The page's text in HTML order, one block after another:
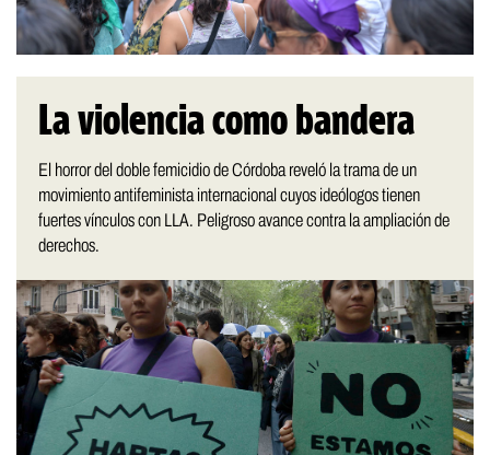
La violencia como bandera
El horror del doble femicidio de Córdoba reveló la trama de un
movimiento antifeminista internacional cuyos ideólogos tienen
fuertes vínculos con LLA. Peligroso avance contra la ampliación de
derechos.